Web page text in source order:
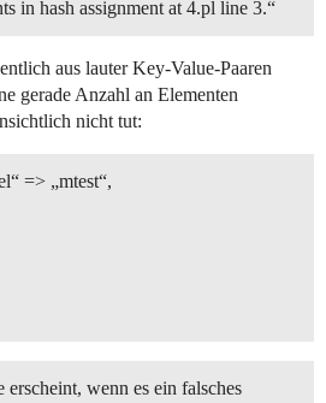
in hash assignment at 4.pl line 3.“
aus lauter Key-Value-Paaren
gerade Anzahl an Elementen
nicht tut:
=> „mtest“,
erscheint, wenn es ein falsches